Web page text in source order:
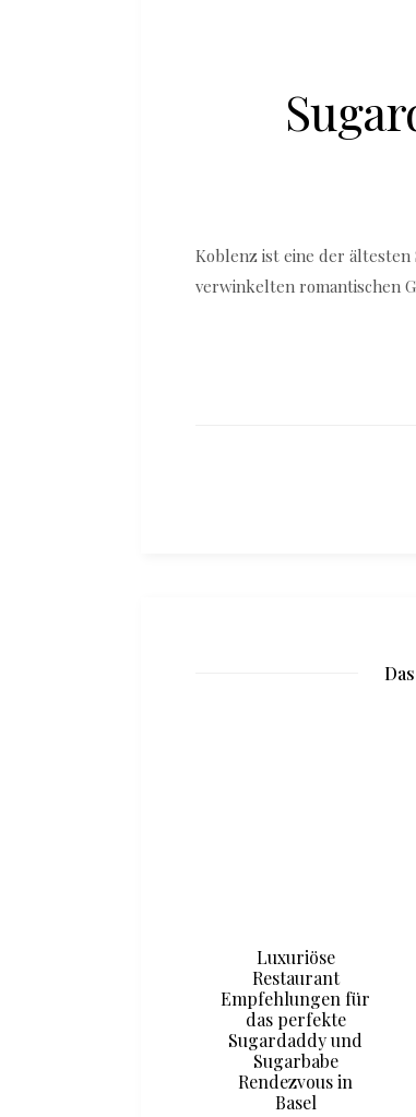
Koblenz ist eine der
verwinkelten romantischen
Luxuriöse
Restaurant
Empfehlungen für
das perfekte
Sugardaddy und
Sugarbabe
Rendezvous in
Basel